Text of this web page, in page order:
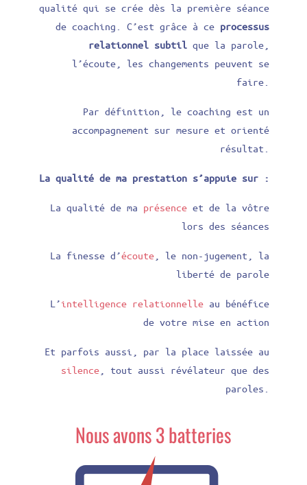
qualité qui se crée dès la première séance
de coaching. C’est grâce à ce processus
relationnel subtil que la parole,
l’écoute, les changements peuvent se
faire.
Par définition, le coaching est un
accompagnement sur mesure et orienté
résultat.
La qualité de ma prestation s’appuie sur :
La qualité de ma présence et de la vôtre
lors des séances
La finesse d’écoute , le non-jugement, la
liberté de parole
L’intelligence relationnelle au bénéfice
de votre mise en action
Et parfois aussi, par la place laissée au
silence , tout aussi révélateur que des
paroles.
Nous avons 3 batteries